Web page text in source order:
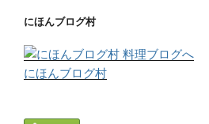
にほんブログ村
にほんブログ村